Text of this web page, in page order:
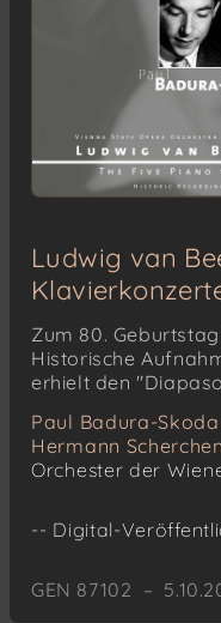
Ludwig van
Zum 80.
Historische
erhielt den
Paul Badura-Skoda
Hermann Scherchen
Orchester der
-- Digital-
GEN 87102 –